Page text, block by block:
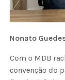
Nonato
Com o MDB
convenção do